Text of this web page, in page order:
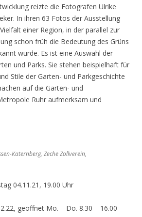
reizte die Fotografen Ulrike
In ihren 63 Fotos der Ausstellung
einer Region, in der parallel zur
schon früh die Bedeutung des Grüns
wurde. Es ist eine Auswahl der
und Parks. Sie stehen beispielhaft für
Stile der Garten- und Parkgeschichte
auf die Garten- und
Ruhr aufmerksam und
Katernberg, Zeche Zollverein,
04.11.21, 19.00 Uhr
geöffnet Mo. – Do. 8.30 – 16.00